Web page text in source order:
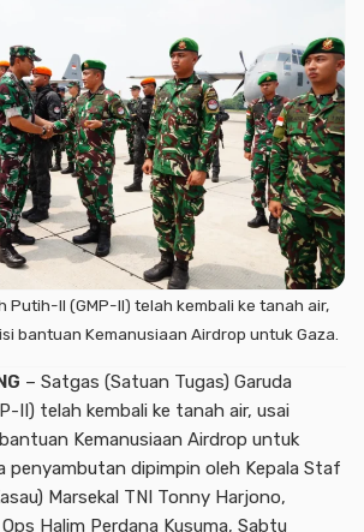
Putih-II (GMP-II) telah kembali ke tanah air,
bantuan Kemanusiaan Airdrop untuk Gaza.
– Satgas (Satuan Tugas) Garuda
II) telah kembali ke tanah air, usai
Kemanusiaan Airdrop untuk
penyambutan dipimpin oleh Kepala Staf
Marsekal TNI Tonny Harjono,
Halim Perdana Kusuma, Sabtu